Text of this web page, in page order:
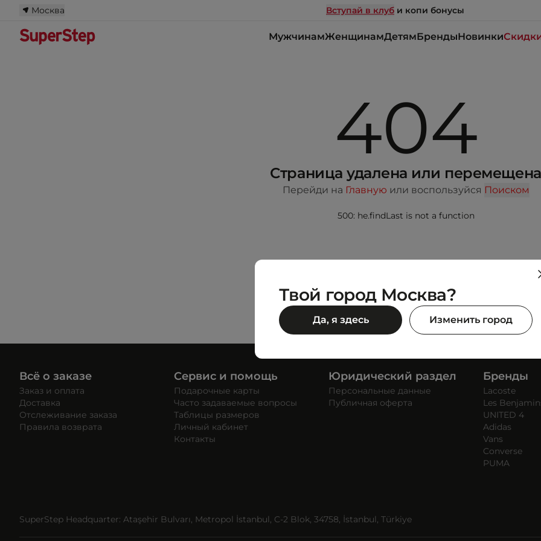
Москва Вступай в клуб и копи бонусы
МужчинамЖенщинамДетямБрендыНовинки
404
Страница удалена или перемещена
Перейди на Главную или воспользуйся Поиском
500: he.findLast is not a function
Всё о заказе
Заказ и оплата
Доставка
Отслеживание заказа
Правила возврата
Сервис и помощь
Подарочные карты
Часто задаваемые вопросы
Таблицы размеров
Личный кабинет
Контакты
Юридический раздел
Персональные данные
Публичная оферта
Бренды
Lacoste
Les
UNITED 4
Adidas
Vans
Converse
PUMA
SuperStep Headquarter: Ataşehir Bulvarı, Metropol İstanbul, C-2 Blok, 34758, İstanbul, Türkiye
Твой город Москва?
Да, я здесь Изменить город